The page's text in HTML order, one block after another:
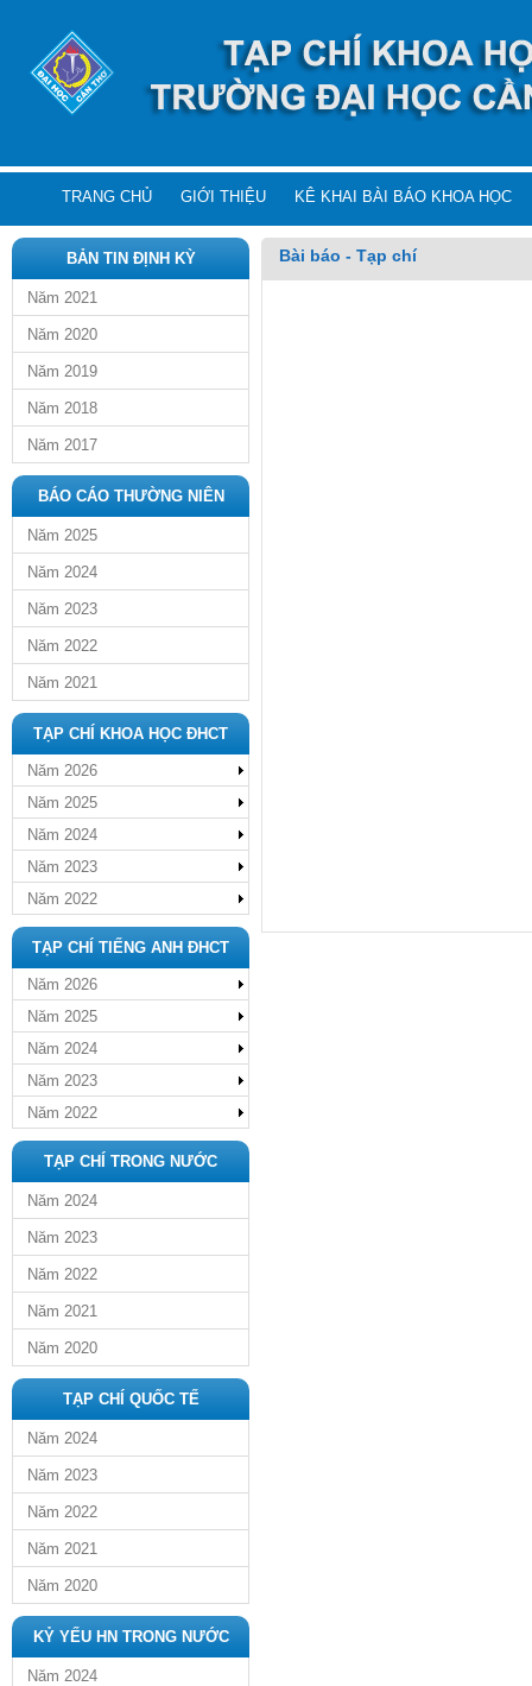
TRANG CHỦ GIỚI THIỆU KÊ KHAI BÀI BÁO KHOA HỌC
BẢN TIN ĐỊNH KỲ
Năm 2021
Năm 2020
Năm 2019
Năm 2018
Năm 2017
BÁO CÁO THƯỜNG NIÊN
Năm 2025
Năm 2024
Năm 2023
Năm 2022
Năm 2021
TẠP CHÍ KHOA HỌC ĐHCT
Năm 2026
Năm 2025
Năm 2024
Năm 2023
Năm 2022
TẠP CHÍ TIẾNG ANH ĐHCT
Năm 2026
Năm 2025
Năm 2024
Năm 2023
Năm 2022
TẠP CHÍ TRONG NƯỚC
Năm 2024
Năm 2023
Năm 2022
Năm 2021
Năm 2020
TẠP CHÍ QUỐC TẾ
Năm 2024
Năm 2023
Năm 2022
Năm 2021
Năm 2020
KỶ YẾU HN TRONG NƯỚC
Năm 2024
Bài báo - Tạp chí